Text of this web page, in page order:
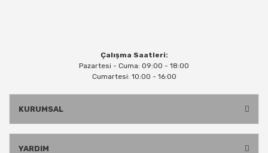
Çalışma Saatleri:
Pazartesi - Cuma: 09:00 - 18:00
Cumartesi: 10:00 - 16:00
KURUMSAL
YARDIM